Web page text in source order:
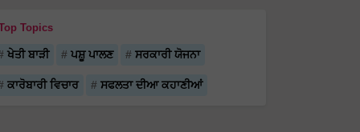
Topics
ਖੇਤੀ ਬਾੜੀ ਪਸ਼ੂ ਪਾਲਣ ਸਰਕਾਰੀ ਯੋਜਨਾ
ਕਾਰੋਬਾਰੀ ਵਿਚਾਰ ਸਫਲਤਾ ਦੀਆ ਕਹਾਣੀਆਂ